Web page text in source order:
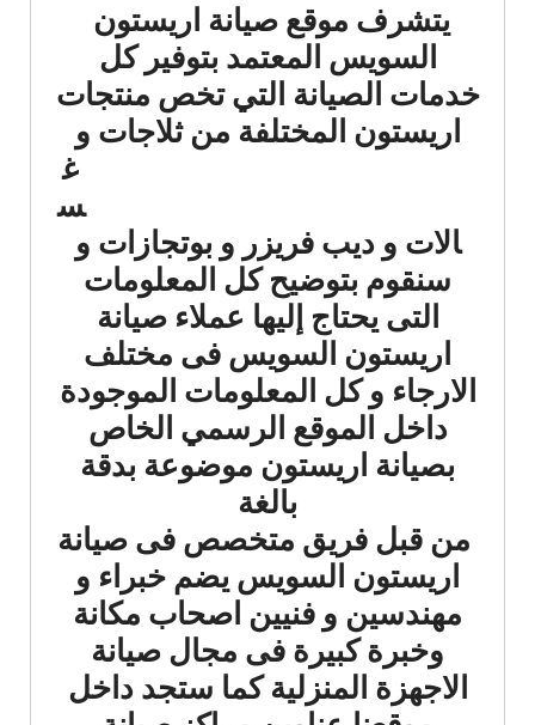
يتشرف موقع صيانة اريستون
السويس المعتمد بتوفير كل
خدمات الصيانة التي تخص منتجات
اريستون المختلفة من ثلاجات و
غ
س
الات و ديب فريزر و بوتجازات و
سنقوم بتوضيح كل المعلومات
التى يحتاج إليها عملاء صيانة
اريستون السويس فى مختلف
الارجاء و كل المعلومات الموجودة
داخل الموقع الرسمي الخاص
بصيانة اريستون موضوعة بدقة
بالغة
من قبل فريق متخصص فى صيانة
اريستون السويس يضم خبراء و
مهندسين و فنيين اصحاب مكانة
وخبرة كبيرة فى مجال صيانة
الاجهزة المنزلية كما ستجد داخل